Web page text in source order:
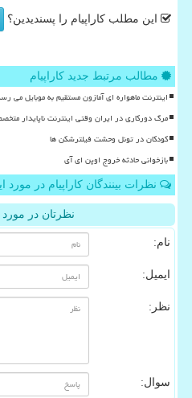
این مطلب کاراپیام را پسندیدین؟
مطالب مرتبط جدید کاراپیام
اینترنت ماهواره ای آمازون مستقیم به موبایل می
مرگ دورکاری در ایران وقتی اینترنت ناپایدار
کودکان در تونل وحشت فیلترشکن ها
بازخوانی حادثه خروج اوپن ای آی
نظرات بینندگان کاراپیام در
نظرتان در
نام:
ایمیل:
نظر:
سوال: